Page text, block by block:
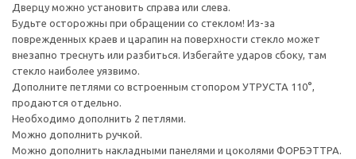
Дверцу можно установить справа или слева.
Будьте осторожны при обращении со стеклом! Из-за
поврежденных краев и царапин на поверхности стекло может
внезапно треснуть или разбиться. Избегайте ударов сбоку, там
стекло наиболее уязвимо.
Дополните петлями со встроенным стопором УТРУСТА 110°,
продаются отдельно.
Необходимо дополнить 2 петлями.
Можно дополнить ручкой.
Можно дополнить накладными панелями и цоколями ФОРБЭТТРА.